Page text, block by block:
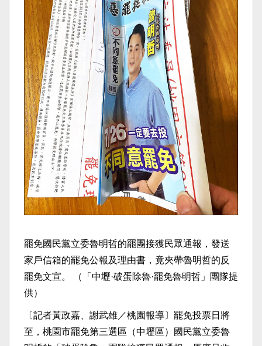
罷免國民黨立委魯明哲的罷團接獲民眾通報，發送
家戶信箱的罷免公報及理由書，竟夾帶魯明哲的反
罷免文宣。 （「中壢·破蛋除魯·罷免魯明哲」團隊提
供）
〔記者黃政嘉、謝武雄／桃園報導〕罷免投票日將
至，桃園市罷免第三選區（中壢區）國民黨立委魯